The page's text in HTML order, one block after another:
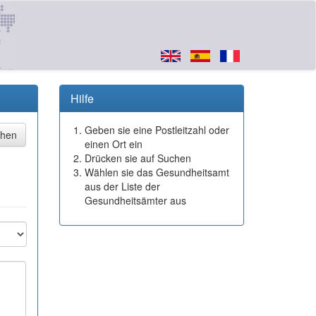
Hilfe
Geben sie eine Postleitzahl oder
einen Ort ein
Drücken sie auf Suchen
Wählen sie das Gesundheitsamt
aus der Liste der
Gesundheitsämter aus